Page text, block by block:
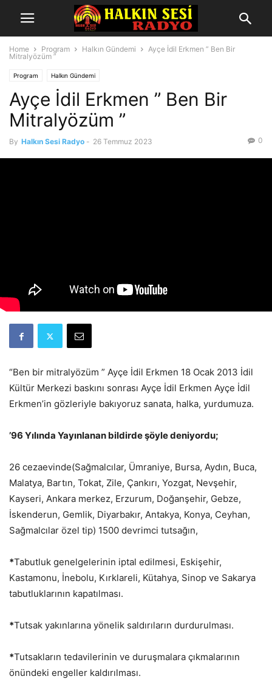
Home Program Halkın Gündemi
Ayçe İdil Erkmen ” Ben Bir
Mitralyözüm ”
Program Halkın Gündemi
Ayçe İdil Erkmen ” Ben Bir
Mitralyözüm ”
By Halkın Sesi Radyo - 26 Temmuz 2023 0
“Ben bir mitralyözüm ” Ayçe İdil Erkmen 18 Ocak 2013 İdil
Kültür Merkezi baskını sonrası Ayçe İdil Erkmen Ayçe İdil
Erkmen’in gözleriyle bakıyoruz sanata, halka, yurdumuza.
’96 Yılında Yayınlanan bildirde şöyle deniyordu;
26 cezaevinde(Sağmalcılar, Ümraniye, Bursa, Aydın, Buca,
Malatya, Bartın, Tokat, Zile, Çankırı, Yozgat, Nevşehir,
Kayseri, Ankara merkez, Erzurum, Doğanşehir, Gebze,
İskenderun, Gemlik, Diyarbakır, Antakya, Konya, Ceyhan,
Sağmalcılar özel tip) 1500 devrimci tutsağın,
*Tabutluk genelgelerinin iptal edilmesi, Eskişehir,
Kastamonu, İnebolu, Kırklareli, Kütahya, Sinop ve Sakarya
tabutluklarının kapatılması.
*Tutsak yakınlarına yönelik saldırıların durdurulması.
*Tutsakların tedavilerinin ve duruşmalara çıkmalarının
önündeki engeller kaldırılması.